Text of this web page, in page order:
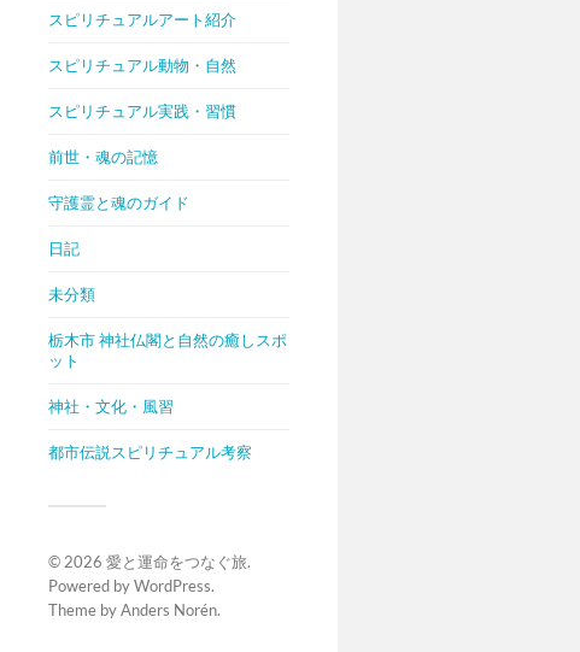
スピリチュアルアート紹介
スピリチュアル動物・自然
スピリチュアル実践・習慣
前世・魂の記憶
守護霊と魂のガイド
日記
未分類
栃木市 神社仏閣と自然の癒しスポ
ット
神社・文化・風習
都市伝説スピリチュアル考察
© 2026 愛と運命をつなぐ旅.
Powered byWordPress.
Theme byAnders Norén.